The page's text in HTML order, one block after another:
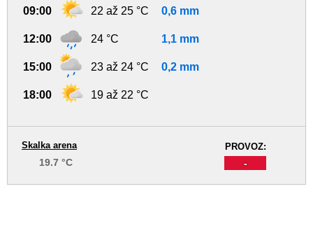
09:00 22 až 25 °C 0,6 mm
12:00 24 °C 1,1 mm
15:00 23 až 24 °C 0,2 mm
18:00 19 až 22 °C
PROVOZ:
-
Skalka arena
19.7 °C